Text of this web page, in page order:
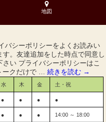
状ならげんきや接骨院東村山青
業しています！
バシーポリシーをよくお読みい
。友達追加をした時点で同意し
い プライバシーポリシーはこ
ークだけで … 続きを読む →
水 木 金 土・祝
● ● ● ●
● ● ● 14:00 ～ 18:00
地図